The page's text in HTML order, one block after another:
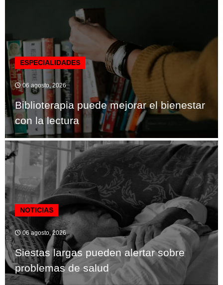
ESPECIALIDADES
06 agosto, 2026
Biblioterapia puede mejorar el bienestar
con la lectura
NOTICIAS
06 agosto, 2026
Siestas largas pueden alertar sobre
problemas de salud